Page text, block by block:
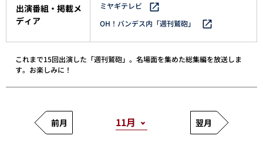
出演番組・掲載メ
ディア
ミヤギテレビ
OH！バンデス内「週刊鷲砲」
これまで15回出演した「週刊鷲砲」。名場面を集めた総集編を放送しま
す。お楽しみに！
前月 翌月